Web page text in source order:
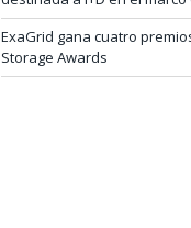
ExaGrid gana cuatro
Storage Awards